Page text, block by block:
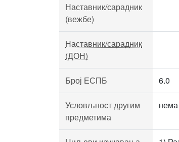
Наставник/сарадник
(вежбе)
Наставник/сарадник
(ДОН)
Број ЕСПБ 6.0
Условљност другим
предметима
нема